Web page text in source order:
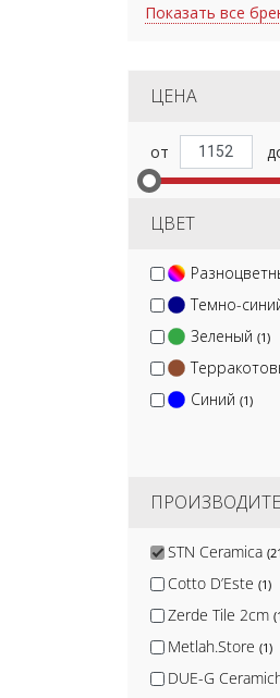
Показать все
ЦЕНА
ЦВЕТ
Темно-
Зеленый (1)
Синий (1)
STN Ceramica
Cotto D’Este (1)
Zerde Tile 2cm
Metlah.Store (1)
DUE-G